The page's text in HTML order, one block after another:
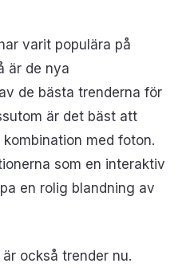
varit populära på
är de nya
de bästa trenderna för
är det bäst att
med foton.
som en interaktiv
en rolig blandning av
också trender nu.